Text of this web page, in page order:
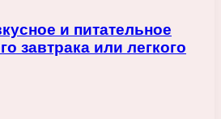
и питательное
завтрака или легкого